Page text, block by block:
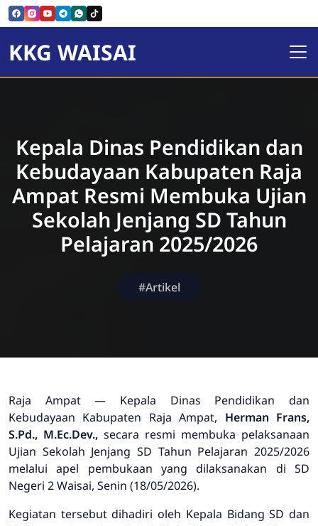
KKG WAISAI
Kepala Dinas Pendidikan dan
Kebudayaan Kabupaten Raja
Ampat Resmi Membuka Ujian
Sekolah Jenjang SD Tahun
Pelajaran 2025/2026
#Artikel
Raja Ampat — Kepala Dinas Pendidikan dan
Kebudayaan Kabupaten Raja Ampat, Herman Frans,
S.Pd., M.Ec.Dev., secara resmi membuka pelaksanaan
Ujian Sekolah Jenjang SD Tahun Pelajaran 2025/2026
melalui apel pembukaan yang dilaksanakan di SD
Negeri 2 Waisai, Senin (18/05/2026).
Kegiatan tersebut dihadiri oleh Kepala Bidang SD dan